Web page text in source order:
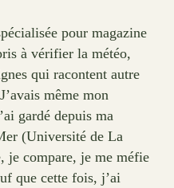
pour magazine
à vérifier la météo,
qui racontent autre
même mon
gardé depuis ma
(Université de La
je compare, je me méfie
que cette fois, j’ai